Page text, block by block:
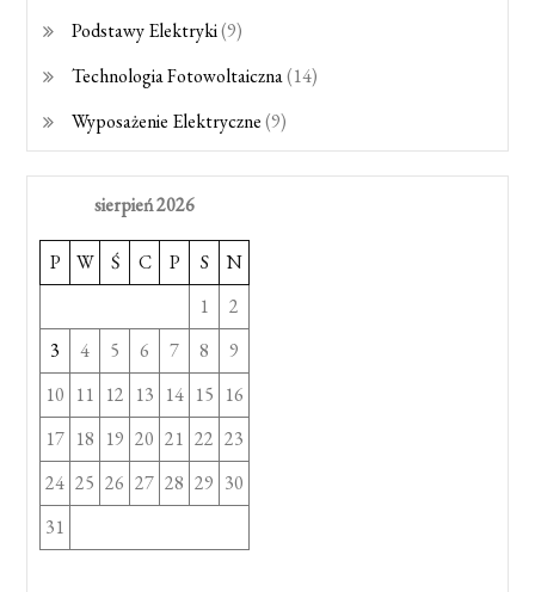
Podstawy Elektryki(9)
Technologia Fotowoltaiczna(14)
Wyposażenie Elektryczne(9)
sierpień 2026
P W Ś C P S
N
1
2
3
4 5 6 7 8
9
10 11 12 13 14 15 16
17 18 19 20 21 22 23
24 25 26 27 28 29 30
31